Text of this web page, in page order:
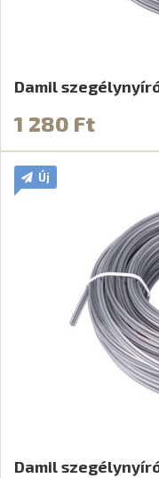
Damil
1 280 Ft
Új
Damil